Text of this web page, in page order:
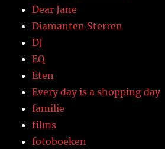
Dear Jane
Diamanten Sterren
DJ
EQ
Eten
Every day is a shopping day
familie
films
fotoboeken